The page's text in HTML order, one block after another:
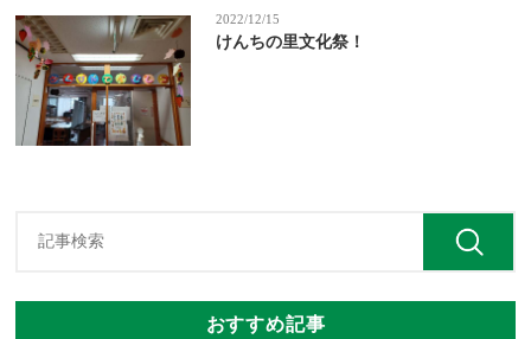
2022/12/15
けんちの里文化祭！
おすすめ記事